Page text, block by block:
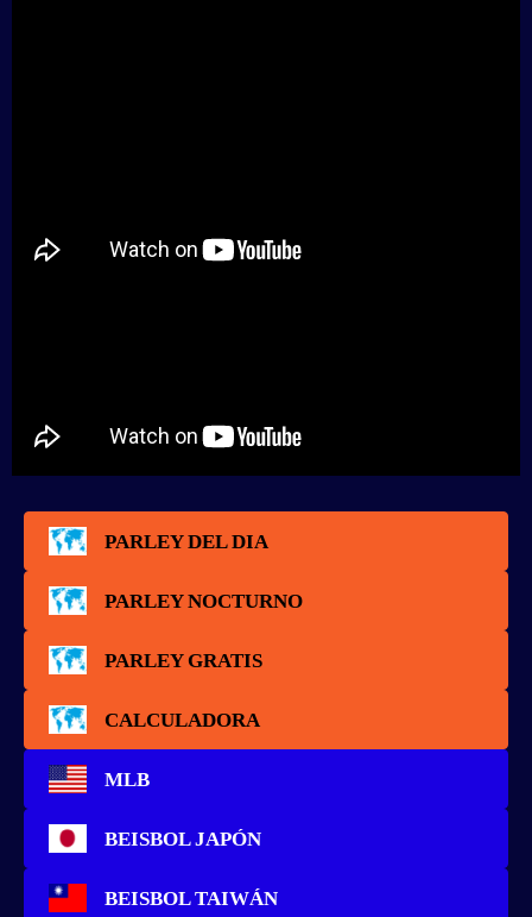
PARLEY DEL DIA
PARLEY NOCTURNO
PARLEY GRATIS
CALCULADORA
MLB
BEISBOL JAPÓN
BEISBOL TAIWÁN